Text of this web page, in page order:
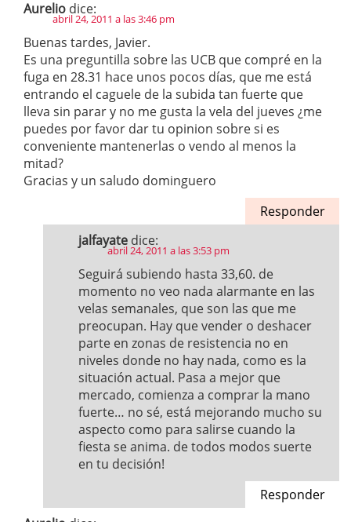
Aurelio dice:
abril 24, 2011 a las 3:46 pm
Buenas tardes, Javier.
Es una preguntilla sobre las UCB que compré en la
fuga en 28.31 hace unos pocos días, que me está
entrando el caguele de la subida tan fuerte que
lleva sin parar y no me gusta la vela del jueves ¿me
puedes por favor dar tu opinion sobre si es
conveniente mantenerlas o vendo al menos la
mitad?
Gracias y un saludo dominguero
Responder
jalfayate dice:
abril 24, 2011 a las 3:53 pm
Seguirá subiendo hasta 33,60. de
momento no veo nada alarmante en las
velas semanales, que son las que me
preocupan. Hay que vender o deshacer
parte en zonas de resistencia no en
niveles donde no hay nada, como es la
situación actual. Pasa a mejor que
mercado, comienza a comprar la mano
fuerte… no sé, está mejorando mucho su
aspecto como para salirse cuando la
fiesta se anima. de todos modos suerte
en tu decisión!
Responder